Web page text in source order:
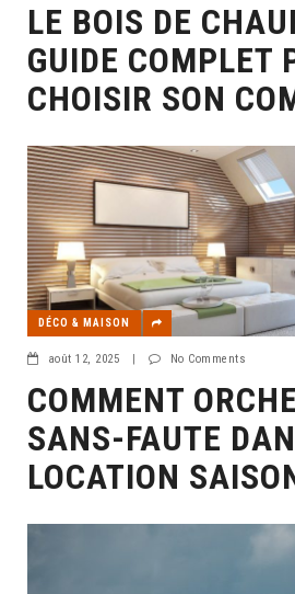
LE BOIS DE
GUIDE COMPLET
CHOISIR SON
DÉCO & MAISON
août 12, 2025 No Comments
COMMENT
SANS-FAUTE
LOCATION